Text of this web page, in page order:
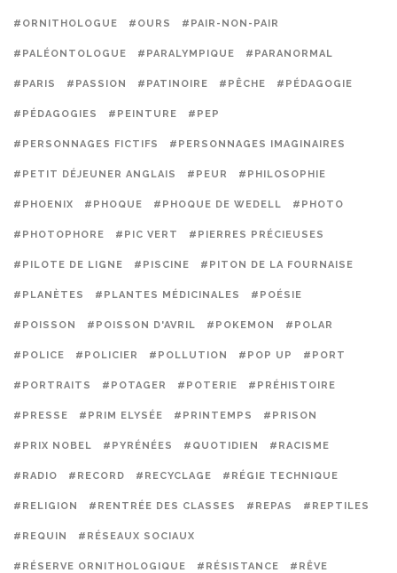
#ORNITHOLOGUE #OURS #PAIR-NON-PAIR
#PALÉONTOLOGUE #PARALYMPIQUE #PARANORMAL
#PARIS #PASSION #PATINOIRE #PÊCHE #PÉDAGOGIE
#PÉDAGOGIES #PEINTURE #PEP
#PERSONNAGES FICTIFS #PERSONNAGES IMAGINAIRES
#PETIT DÉJEUNER ANGLAIS #PEUR #PHILOSOPHIE
#PHOENIX #PHOQUE #PHOQUE DE WEDELL #PHOTO
#PHOTOPHORE #PIC VERT #PIERRES PRÉCIEUSES
#PILOTE DE LIGNE #PISCINE #PITON DE LA FOURNAISE
#PLANÈTES #PLANTES MÉDICINALES #POÉSIE
#POISSON #POISSON D'AVRIL #POKEMON #POLAR
#POLICE #POLICIER #POLLUTION #POP UP #PORT
#PORTRAITS #POTAGER #POTERIE #PRÉHISTOIRE
#PRESSE #PRIM ELYSÉE #PRINTEMPS #PRISON
#PRIX NOBEL #PYRÉNÉES #QUOTIDIEN #RACISME
#RADIO #RECORD #RECYCLAGE #RÉGIE TECHNIQUE
#RELIGION #RENTRÉE DES CLASSES #REPAS #REPTILES
#REQUIN #RÉSEAUX SOCIAUX
#RÉSERVE ORNITHOLOGIQUE #RÉSISTANCE #RÊVE